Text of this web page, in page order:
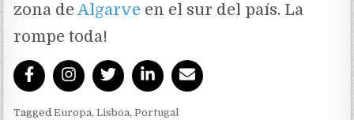
zona deAlgarve en el sur del país. La
rompe toda!
TaggedEuropa,Lisboa,Portugal